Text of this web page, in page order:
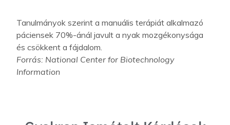
Tanulmányok szerint a manuális terápiát alkalmazó
páciensek 70%-ánál javult a nyak mozgékonysága
és csökkent a fájdalom.
Forrás: National Center for Biotechnology
Information